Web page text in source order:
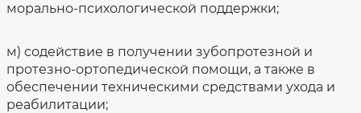
морально-психологической поддержки;
м) содействие в получении зубопротезной и
протезно-ортопедической помощи, а также в
обеспечении техническими средствами ухода и
реабилитации;